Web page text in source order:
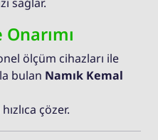
sağlar.
ölçüm cihazları ile
bulan Namık Kemal
çözer.